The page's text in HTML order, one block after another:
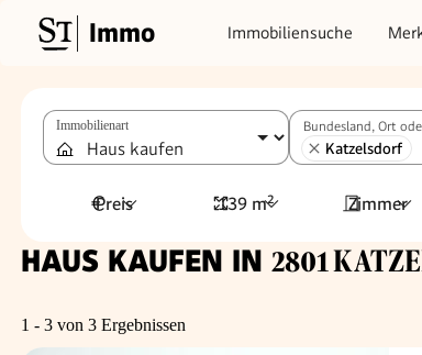
Immo Immobiliensuche
Immobilienart Bundesland, Ort
Katzelsdorf
Preis 139 m² Zimmer
HAUS KAUFEN IN 2801
1 - 3 von 3 Ergebnissen